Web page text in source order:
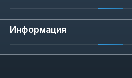
Информация